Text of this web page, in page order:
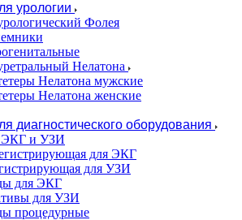
урологии
Фолея
Нелатона
Нелатона мужские
Нелатона женские
диагностического оборудования
ЭКГ и УЗИ
для ЭКГ
для УЗИ
для ЭКГ
для УЗИ
процедурные